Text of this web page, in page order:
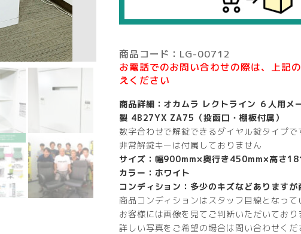
商品コード：LG-00712
お電話でのお問い合わせの際は、上記
えください
商品詳細：オカムラ レクトライン ６人用
製 4B27YX ZA75（投函口・棚板付属）
数字合わせで解錠できるダイヤル錠タイプで
非常解錠キーは付属しておりません
サイズ：幅900mm×奥行き450mm×高さ
カラー：ホワイト
コンディション：多少のキズなどあります
商品コンディションはスタッフ目線となって
お客様には画像を見てご判断いただいており
詳しい写真をご希望の場合は問い合わせくだ